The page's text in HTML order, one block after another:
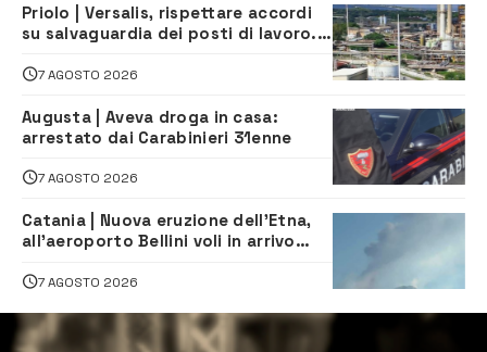
Priolo | Versalis, rispettare accordi
su salvaguardia dei posti di lavoro. Il
7 AGOSTO 2026
Augusta | Aveva droga in casa:
arrestato dai Carabinieri 31enne
7 AGOSTO 2026
Catania | Nuova eruzione dell’Etna,
all’aeroporto Bellini voli in arrivo
7 AGOSTO 2026